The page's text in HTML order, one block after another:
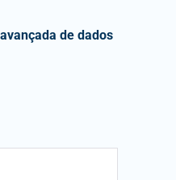
de dados